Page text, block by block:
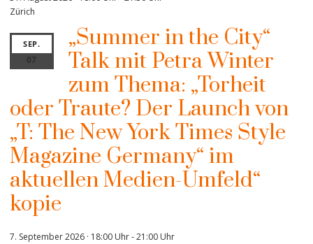
Zürich
SEP.
07
„Summer in the City“
Talk mit Petra Winter
zum Thema: „Torheit
oder Traute? Der Launch von
„T: The New York Times Style
Magazine Germany“ im
aktuellen Medien-Umfeld“
kopie
7. September 2026 · 18:00 Uhr-21:00 Uhr